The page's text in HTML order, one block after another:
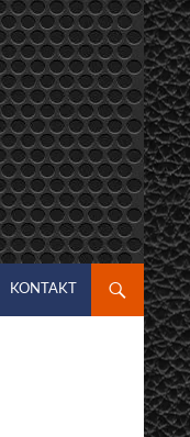
KONTAKT